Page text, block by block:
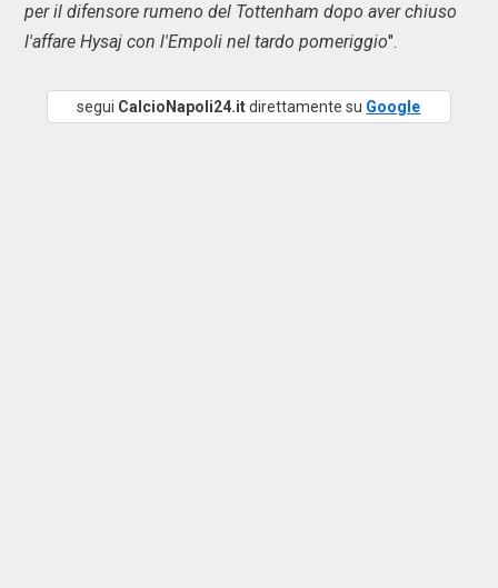
per il difensore rumeno del Tottenham dopo aver chiuso
l'affare Hysaj con l'Empoli nel tardo pomeriggio".
segui CalcioNapoli24.itdirettamente su Google